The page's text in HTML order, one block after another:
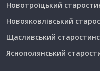
Новотроїцький
Новояковлівський
Щасливський
Яснополянський